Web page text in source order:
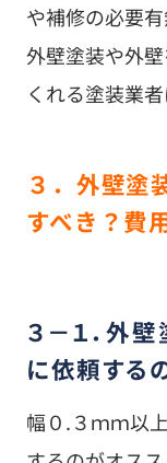
や補修の必要有
外壁塗装や外
くれる塗装業
３．外壁塗
すべき？費
３－１．外
に依頼する
幅０.３ｍｍ以